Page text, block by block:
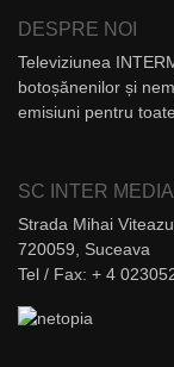
DESPRE NOI
Televiziunea
botoșănenilor și
emisiuni pentru
SC INTER MEDIA
Strada Mihai
720059, Suceava
Tel / Fax: + 4